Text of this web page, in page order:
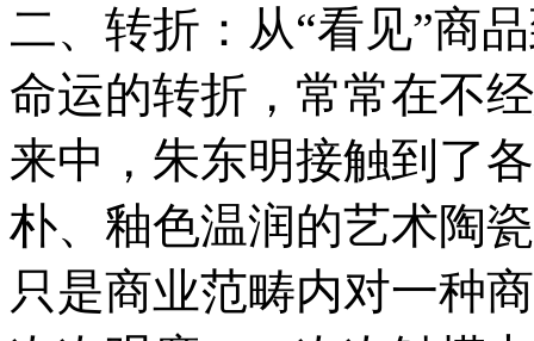
二、转折：从“看见”商
命运的转折，常常在不
来中，朱东明接触到了
朴、釉色温润的艺术陶
只是商业范畴内对一种